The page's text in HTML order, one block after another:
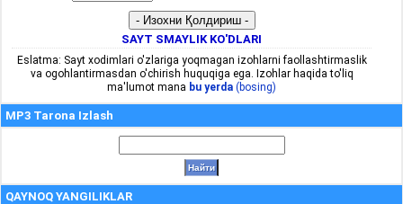
SAYT SMAYLIK KO'DLARI
Eslatma: Sayt xodimlari o'zlariga yoqmagan izohlarni faollashtirmaslik
va ogohlantirmasdan o'chirish huquqiga ega. Izohlar haqida to'liq
ma'lumot mana bu yerda (bosing)
MP3 Tarona Izlash
QAYNOQ YANGILIKLAR